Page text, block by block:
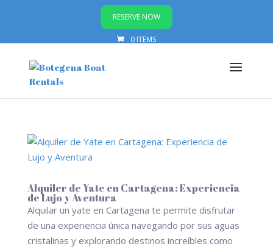
RESERVE NOW
0 ITEMS
Alquiler de Yate en Cartagena: Experiencia
de Lujo y Aventura
Alquilar un yate en Cartagena te permite disfrutar
de una experiencia única navegando por sus aguas
cristalinas y explorando destinos increíbles como